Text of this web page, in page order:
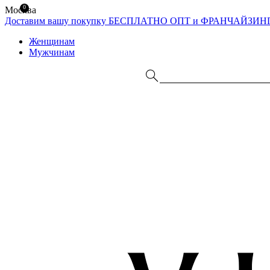
Москва
Доставим вашу покупку БЕСПЛАТНО ОПТ и
Женщинам
Мужчинам
0